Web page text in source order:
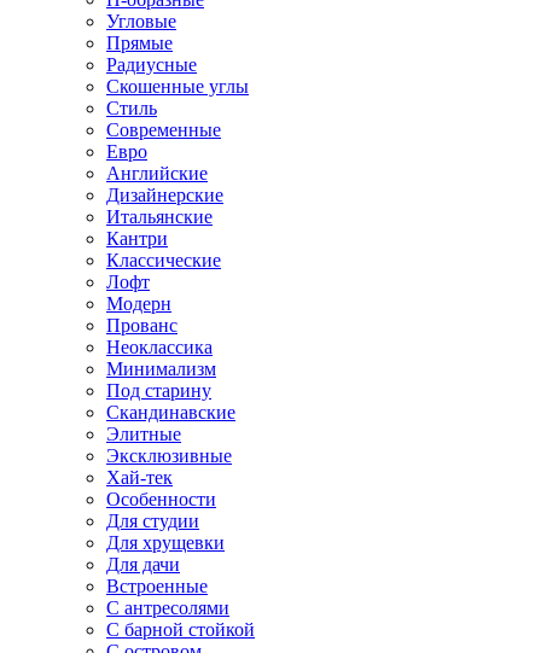
Угловые
Прямые
Радиусные
Скошенные углы
Стиль
Современные
Евро
Английские
Дизайнерские
Итальянские
Кантри
Классические
Лофт
Модерн
Прованс
Неоклассика
Минимализм
Под старину
Скандинавские
Элитные
Эксклюзивные
Хай-тек
Особенности
Для студии
Для хрущевки
Для дачи
Встроенные
С антресолями
С барной стойкой